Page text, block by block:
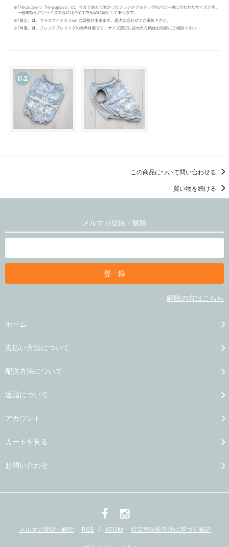
この商品について問い合わせる
買い物を続ける
メルマガ登録・解除
解除の方はこちら
ホーム
支払い方法について
配送方法について
返品について
アカウント
カートを見る
お問い合わせ
メルマガ登録・解除 RSS / ATOM 特定商法取引法に基づく表記